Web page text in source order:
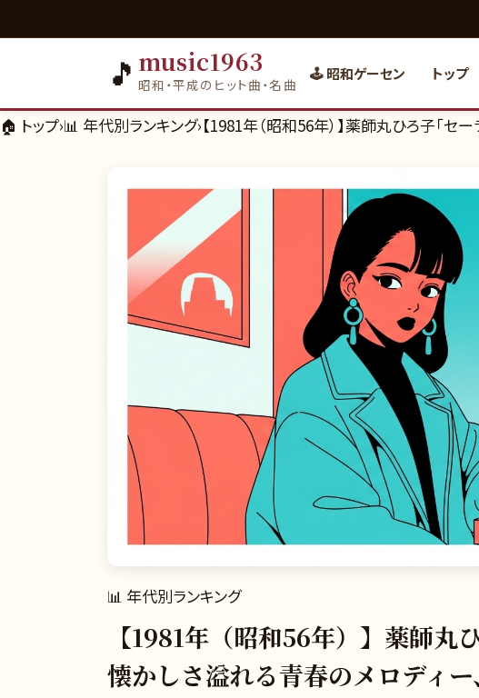
🎵 music1963
昭和・平成のヒット曲・名曲
🕹️ 昭和ゲーセン トップ
🏠 トップ›📊 年代別ランキング›【1981年（昭和56年）】薬師丸ひろ子「セ
📊 年代別ランキング
【1981年（昭和56年）】薬師丸
懐かしさ溢れる青春のメロディ